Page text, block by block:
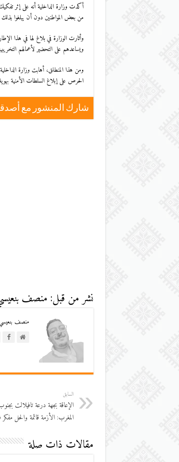
أكدت وزارة الداخلية أنه على إثر
من بعض المواطنين دون أن يبلغوا بذلك
وأثارت الوزارة في بلاغ لها في هذا
ويساعدهم على التحضير لأعمالهم
ومن هذا المنطلق، أهابت وزارة
الحرص على إبلاغ السلطات الأمنية
شارك المنشور مع
نشر من قبل: منصف
منصف بنعيسي
السابق
الإعاقة بجهة درعة تافيلالت
المغرب: الأزمة قائمة والحل مفكر
مقالات ذات صلة